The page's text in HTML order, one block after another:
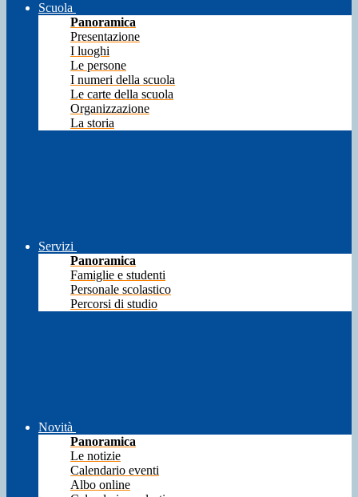
Scuola
Panoramica
Presentazione
I luoghi
Le persone
I numeri della scuola
Le carte della scuola
Organizzazione
La storia
Servizi
Panoramica
Famiglie e studenti
Personale scolastico
Percorsi di studio
Novità
Panoramica
Le notizie
Calendario eventi
Albo online